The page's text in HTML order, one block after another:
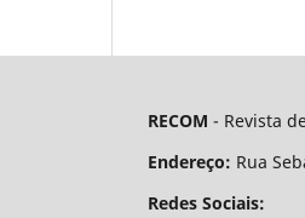
RECOM - Revista
Endereço: Rua
Redes Sociais: